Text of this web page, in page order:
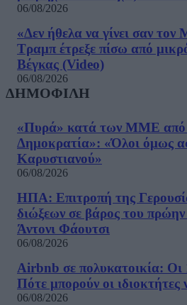
06/08/2026
«Δεν ήθελα να γίνει σαν
Τραμπ έτρεξε πίσω από
Βέγκας (Video)
06/08/2026
ΔΗΜΟΦΙΛΗ
«Πυρά» κατά των ΜΜΕ από
Δημοκρατία»: «Όλοι όμως
Καρυστιανού»
06/08/2026
ΗΠΑ: Επιτροπή της
διώξεων σε βάρος του
Άντονι Φάουτσι
06/08/2026
Airbnb σε πολυκατοικία: Οι
Πότε μπορούν οι
06/08/2026